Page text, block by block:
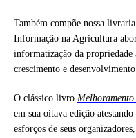
Também compõe nossa
Informação na Agricultura
informatização da
crescimento e
O clássico livro
em sua oitava edição
esforços de seus